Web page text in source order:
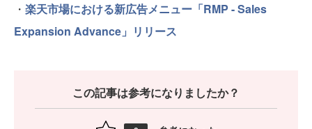
・ 楽天市場における新広告メニュー「RMP - Sales
Expansion Advance」リリース
この記事は参考になりましたか？